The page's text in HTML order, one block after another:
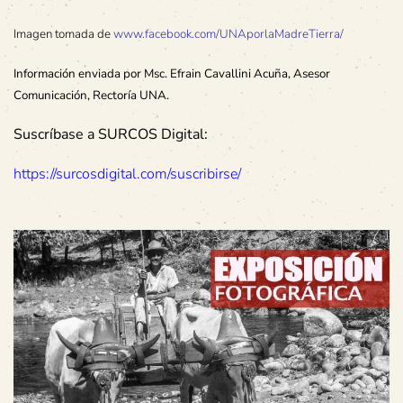
Imagen tomada dewww.facebook.com/UNAporlaMadreTierra/
Información enviada por Msc. Efrain Cavallini Acuña, Asesor
Comunicación, Rectoría UNA.
Suscríbase a SURCOS Digital:
https://surcosdigital.com/suscribirse/